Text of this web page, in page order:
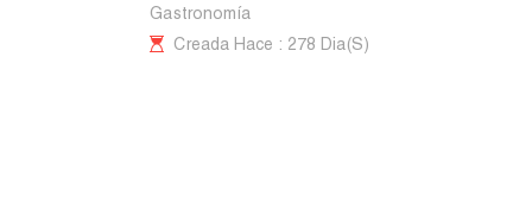
Gastronomía
Creada Hace : 278 Dia(s)